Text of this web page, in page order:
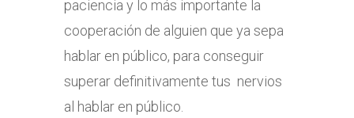
paciencia y lo más importante la
cooperación de alguien que ya sepa
hablar en público, para conseguir
superar definitivamente tus nervios
al hablar en público.